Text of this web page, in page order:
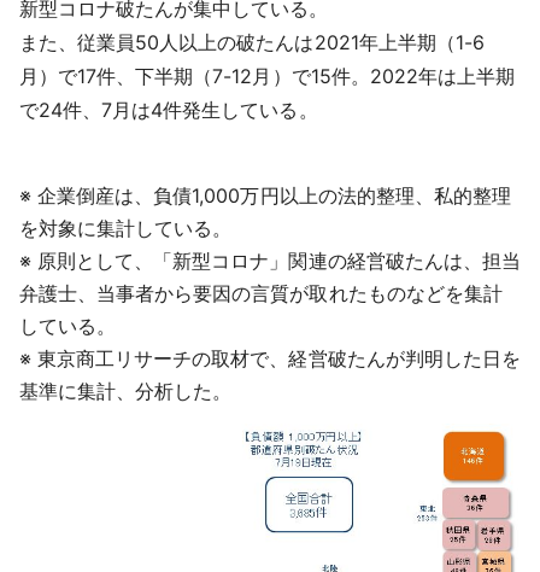
新型コロナ破たんが集中している。
また、従業員50人以上の破たんは2021年上半期（1-6
月）で17件、下半期（7-12月）で15件。2022年は上半期
で24件、7月は4件発生している。
※ 企業倒産は、負債1,000万円以上の法的整理、私的整理
を対象に集計している。
※ 原則として、「新型コロナ」関連の経営破たんは、担当
弁護士、当事者から要因の言質が取れたものなどを集計
している。
※ 東京商工リサーチの取材で、経営破たんが判明した日を
基準に集計、分析した。